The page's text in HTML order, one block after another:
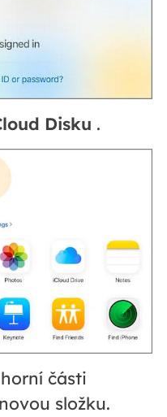
Disku .
části
složku.